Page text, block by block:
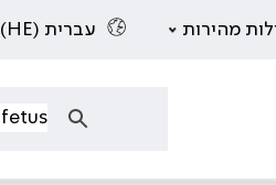
מהירות עברית (HE)